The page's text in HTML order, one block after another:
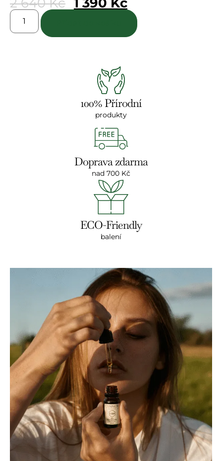
100% Přírodní
produkty
Doprava zdarma
nad 700 Kč
ECO-Friendly
balení